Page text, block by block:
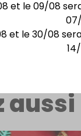
et le 09/08
et le 30/08
aussi